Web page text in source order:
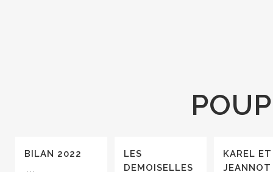
BILAN 2022
LES
DEMOISELLES
KAREL ET
JEANNOT